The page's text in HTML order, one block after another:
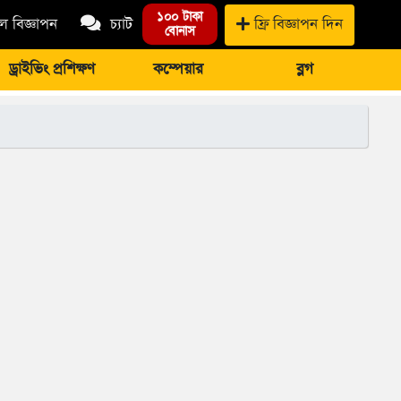
বিজ্ঞাপন চ্যাট ১০০ টাকা
বোনাস ফ্রি বিজ্ঞাপন দিন
ড্রাইভিং প্রশিক্ষণ কম্পেয়ার ব্লগ